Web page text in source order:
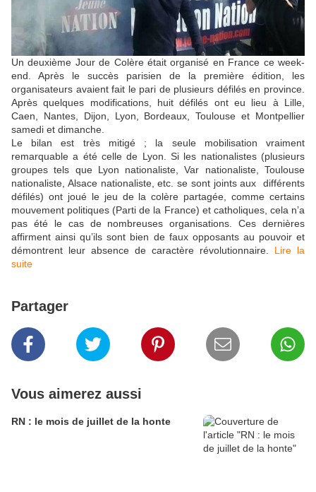
Un deuxième Jour de Colère était organisé en France ce week-
end. Après le succès parisien de la première édition, les
organisateurs avaient fait le pari de plusieurs défilés en province.
Après quelques modifications, huit défilés ont eu lieu à Lille,
Caen, Nantes, Dijon, Lyon, Bordeaux, Toulouse et Montpellier
samedi et dimanche.
Le bilan est très mitigé ; la seule mobilisation vraiment
remarquable a été celle de Lyon. Si les nationalistes (plusieurs
groupes tels que Lyon nationaliste, Var nationaliste, Toulouse
nationaliste, Alsace nationaliste, etc. se sont joints aux différents
défilés) ont joué le jeu de la colère partagée, comme certains
mouvement politiques (Parti de la France) et catholiques, cela n’a
pas été le cas de nombreuses organisations. Ces dernières
affirment ainsi qu’ils sont bien de faux opposants au pouvoir et
démontrent leur absence de caractère révolutionnaire. Lire la
suite
Partager
Vous aimerez aussi
RN : le mois de juillet de la honte